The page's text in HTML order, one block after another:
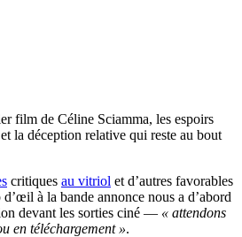
film de Céline Sciamma, les espoirs
la déception relative qui reste au bout
critiques au vitriol et d’autres favorables
d’œil à la bande annonce nous a d’abord
devant les sorties ciné — « attendons
en téléchargement ».